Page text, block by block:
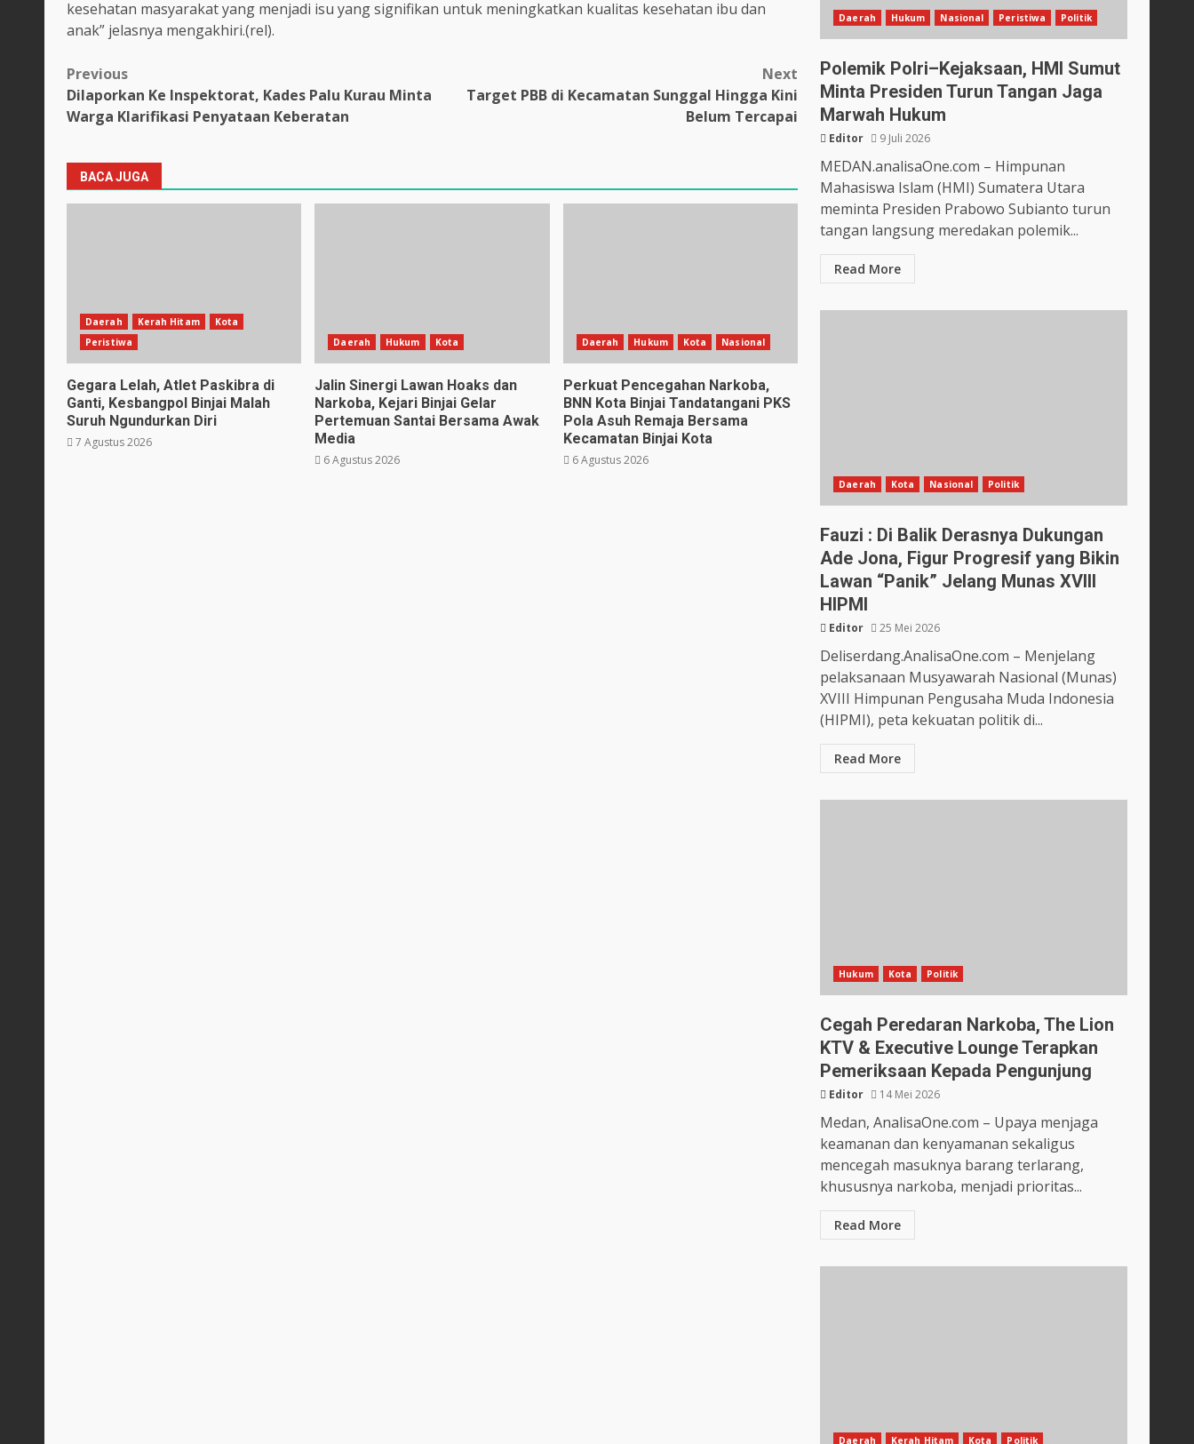
kesehatan masyarakat yang menjadi isu yang signifikan untuk meningkatkan kualitas kesehatan ibu dan
anak” jelasnya mengakhiri.(rel).
Post
navigation
Previous
Dilaporkan Ke Inspektorat, Kades Palu Kurau Minta
Warga Klarifikasi Penyataan Keberatan
Next
Target PBB di Kecamatan Sunggal Hingga Kini
Belum Tercapai
BACA JUGA
Daerah Kerah Hitam
Kota
Peristiwa
Gegara Lelah, Atlet Paskibra di
Ganti, Kesbangpol Binjai Malah
Suruh Ngundurkan Diri
7 Agustus 2026
Daerah Hukum Kota
Jalin Sinergi Lawan Hoaks dan
Narkoba, Kejari Binjai Gelar
Pertemuan Santai Bersama Awak
Media
6 Agustus 2026
Daerah Hukum Kota Nasional
Perkuat Pencegahan Narkoba,
BNN Kota Binjai Tandatangani PKS
Pola Asuh Remaja Bersama
Kecamatan Binjai Kota
6 Agustus 2026
Daerah Hukum Nasional Peristiwa Politik
Polemik Polri–Kejaksaan, HMI Sumut
Minta Presiden Turun Tangan Jaga
Marwah Hukum
Editor 9 Juli 2026
MEDAN.analisaOne.com – Himpunan
Mahasiswa Islam (HMI) Sumatera Utara
meminta Presiden Prabowo Subianto turun
tangan langsung meredakan polemik...
Read More
Daerah Kota Nasional Politik
Fauzi : Di Balik Derasnya Dukungan
Ade Jona, Figur Progresif yang Bikin
Lawan “Panik” Jelang Munas XVIII
HIPMI
Editor 25 Mei 2026
Deliserdang.AnalisaOne.com – Menjelang
pelaksanaan Musyawarah Nasional (Munas)
XVIII Himpunan Pengusaha Muda Indonesia
(HIPMI), peta kekuatan politik di...
Read More
Hukum Kota Politik
Cegah Peredaran Narkoba, The Lion
KTV & Executive Lounge Terapkan
Pemeriksaan Kepada Pengunjung
Editor 14 Mei 2026
Medan, AnalisaOne.com – Upaya menjaga
keamanan dan kenyamanan sekaligus
mencegah masuknya barang terlarang,
khususnya narkoba, menjadi prioritas...
Read More
Daerah Kerah Hitam Kota Politik